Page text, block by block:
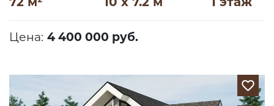
Цена: 4 400 000 руб.